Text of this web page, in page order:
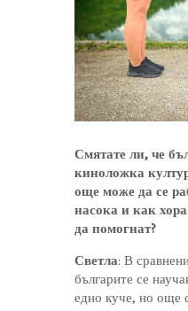
Смятате ли, че
киноложка
още може да се
насока и как
да помогнат?
Светла: В
българите се
едно куче, но още